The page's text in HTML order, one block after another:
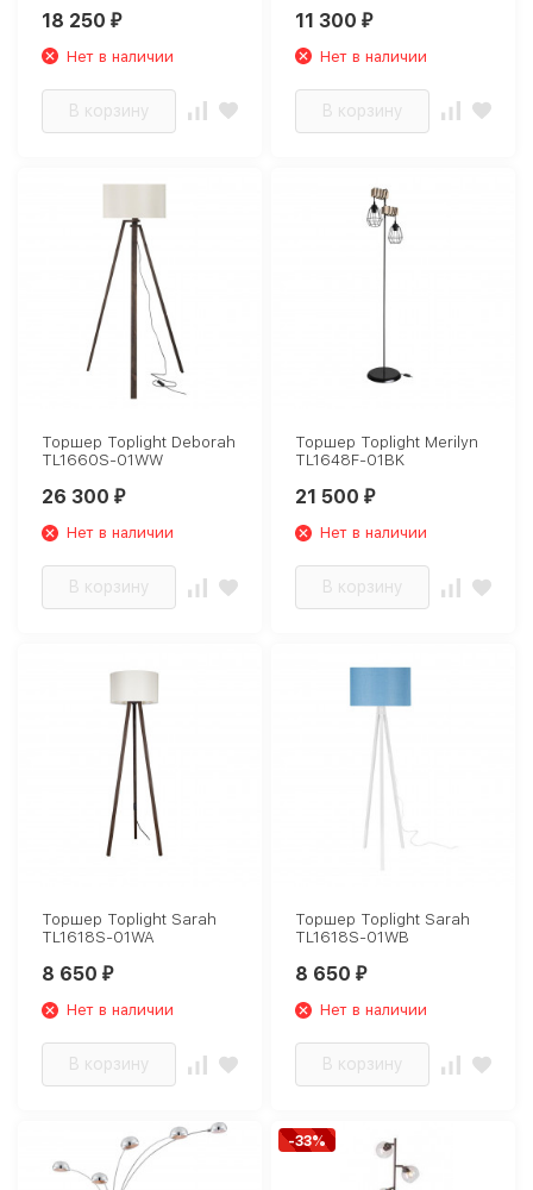
18 250₽
Нет в наличии
В корзину
11 300₽
Нет в наличии
В корзину
Торшер Toplight Deborah
TL1660S-01WW
26 300₽
Нет в наличии
В корзину
Торшер Toplight Merilyn
TL1648F-01BK
21 500₽
Нет в наличии
В корзину
Торшер Toplight Sarah
TL1618S-01WA
8 650₽
Нет в наличии
В корзину
Торшер Toplight Sarah
TL1618S-01WB
8 650₽
Нет в наличии
В корзину
-33%